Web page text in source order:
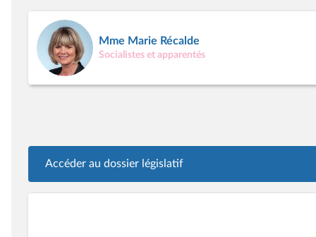
Mme Marie Récalde
Socialistes et apparentés
Accéder au dossier législatif